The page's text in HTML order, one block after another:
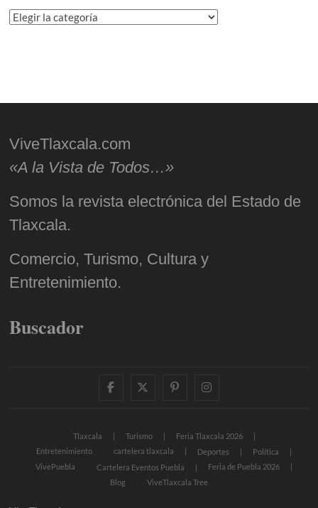
Categorías
ViveTlaxcala.com
«A la Vista de Todos…»
Somos la revista electrónica del Estado de
Tlaxcala.
Comercio, Turismo, Cultura y
Entretenimiento.
Buscador
facebooktwitter
pinterestinstagram
Tlaxcala Turismo
Feria Tlaxcala 2026
Entretenimiento
cartelera tlaxcala Deportes
Política
VivePuebla
Cartelera Eventos Puebla
Feria de Puebla 2026
Blog
ViveTlaxcala Tree